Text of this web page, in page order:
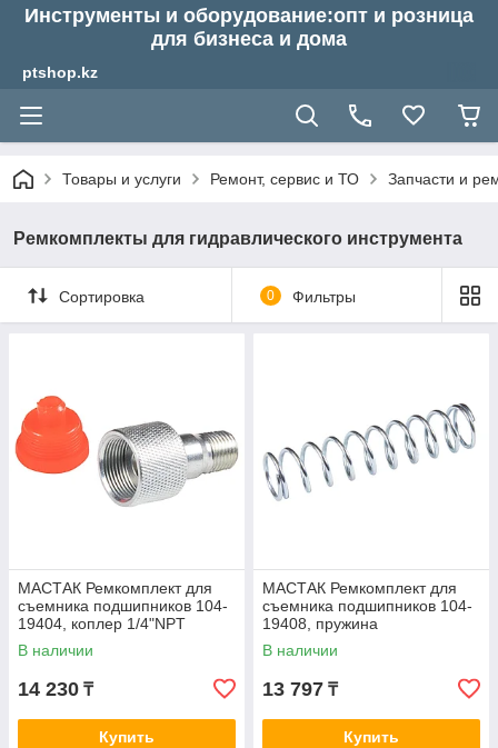
Инструменты и оборудование:опт и розница
для бизнеса и дома
ptshop.kz
Товары и услуги Ремонт, сервис и ТО Запчасти и
Ремкомплекты для гидравлического инструмента
Сортировка 0 Фильтры
МАСТАК Ремкомплект для
съемника подшипников 104-
19404, коплер 1/4"NPT
МАСТАК 104-19404R14
В наличии
14 230 ₸
Купить
МАСТАК Ремкомплект для
съемника подшипников 104-
19408, пружина
гидроцилиндра МАСТАК 104-
19408R06
В наличии
13 797 ₸
Купить